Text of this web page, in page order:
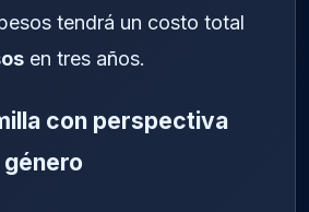
tendrá un costo total
en tres años.
con perspectiva